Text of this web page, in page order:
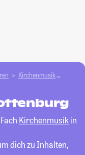
Kirchenmusik
Kirchenmusikin
dich zu Inhalten,